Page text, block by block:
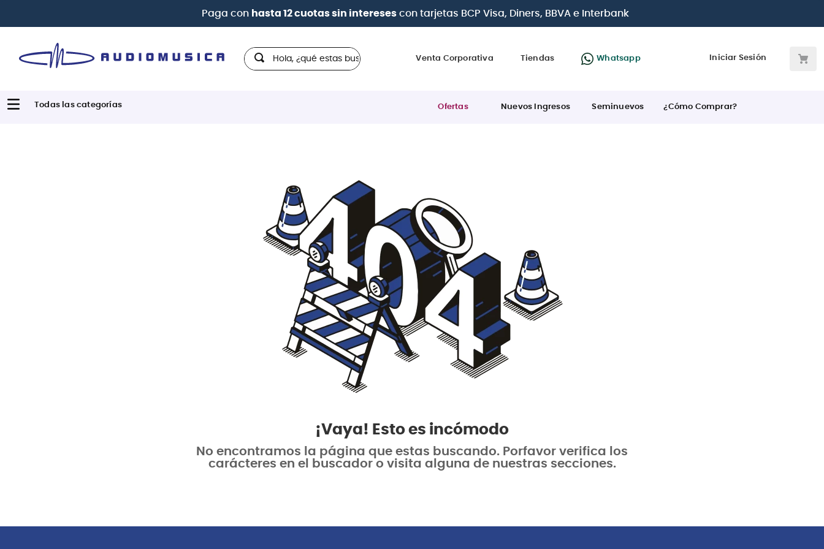
Paga con hasta 12 cuotas sin interesescon tarjetas BCP Visa, Diners, BBVA e Interbank
Hola, ¿qué estas buscando?
Venta Corporativa Tiendas Whatsapp Iniciar Sesión
Ofertas Nuevos Ingresos Seminuevos ¿Cómo Comprar?
¡Vaya! Esto es incómodo
No encontramos la página que estas buscando. Porfavor verifica los
carácteres en el buscador o visita alguna de nuestras secciones.